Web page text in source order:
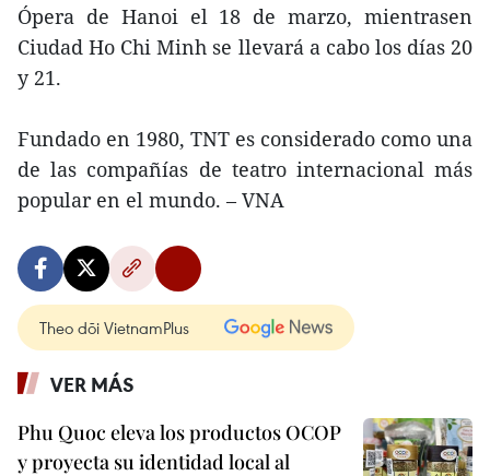
Ópera de Hanoi el 18 de marzo, mientrasen
Ciudad Ho Chi Minh se llevará a cabo los días 20
y 21.
Fundado en 1980, TNT es considerado como una
de las compañías de teatro internacional más
popular en el mundo. – VNA
Theo dõi VietnamPlus
VER MÁS
Phu Quoc eleva los productos OCOP
y proyecta su identidad local al